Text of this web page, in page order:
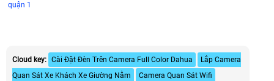
quận 1
Cloud key: Cài Đặt Đèn Trên Camera Full Color Dahua
Lắp Camera
Quan Sát Xe Khách Xe Giường Nằm
Camera Quan Sát Wifi